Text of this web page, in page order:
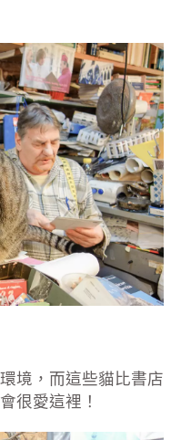
境，而這些貓比書店
很愛這裡！